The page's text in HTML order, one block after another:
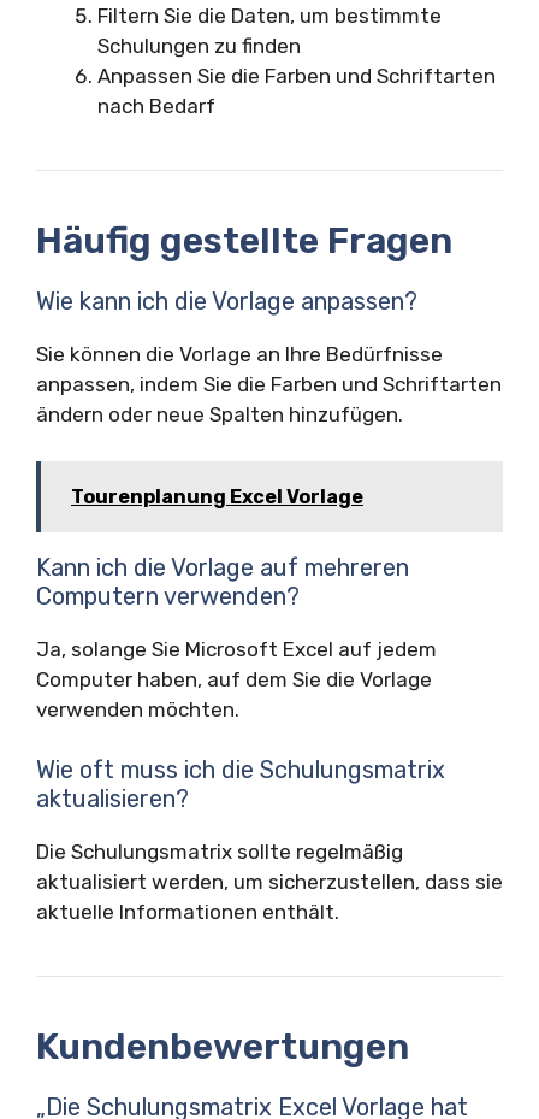
Filtern Sie die Daten, um bestimmte
Schulungen zu finden
Anpassen Sie die Farben und Schriftarten
nach Bedarf
Häufig gestellte Fragen
Wie kann ich die Vorlage anpassen?
Sie können die Vorlage an Ihre Bedürfnisse
anpassen, indem Sie die Farben und Schriftarten
ändern oder neue Spalten hinzufügen.
Tourenplanung Excel Vorlage
Kann ich die Vorlage auf mehreren
Computern verwenden?
Ja, solange Sie Microsoft Excel auf jedem
Computer haben, auf dem Sie die Vorlage
verwenden möchten.
Wie oft muss ich die Schulungsmatrix
aktualisieren?
Die Schulungsmatrix sollte regelmäßig
aktualisiert werden, um sicherzustellen, dass sie
aktuelle Informationen enthält.
Kundenbewertungen
„Die Schulungsmatrix Excel Vorlage hat